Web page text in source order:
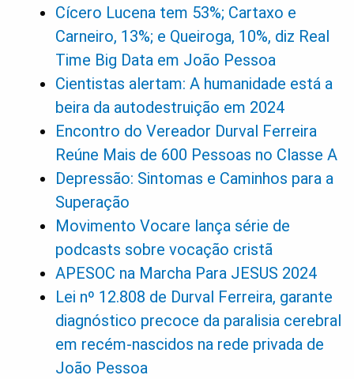
Cícero Lucena tem 53%; Cartaxo e
Carneiro, 13%; e Queiroga, 10%, diz Real
Time Big Data em João Pessoa
Cientistas alertam: A humanidade está a
beira da autodestruição em 2024
Encontro do Vereador Durval Ferreira
Reúne Mais de 600 Pessoas no Classe A
Depressão: Sintomas e Caminhos para a
Superação
Movimento Vocare lança série de
podcasts sobre vocação cristã
APESOC na Marcha Para JESUS 2024
Lei nº 12.808 de Durval Ferreira, garante
diagnóstico precoce da paralisia cerebral
em recém-nascidos na rede privada de
João Pessoa